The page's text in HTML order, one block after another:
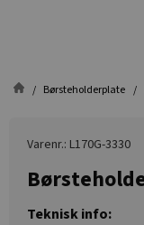
Børsteholderplate
Varenr.: L170G-3330
Teknisk info: